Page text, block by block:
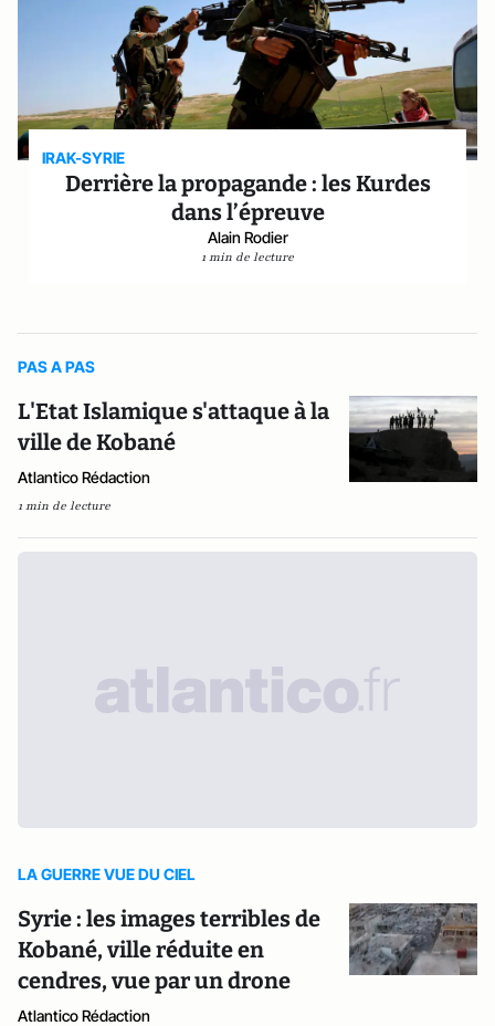
IRAK-SYRIE
Derrière la propagande : les Kurdes
dans l’épreuve
Alain Rodier
1 min de lecture
PAS A PAS
L'Etat Islamique s'attaque à la
ville de Kobané
Atlantico Rédaction
1 min de lecture
LA GUERRE VUE DU CIEL
Syrie : les images terribles de
Kobané, ville réduite en
cendres, vue par un drone
Atlantico Rédaction